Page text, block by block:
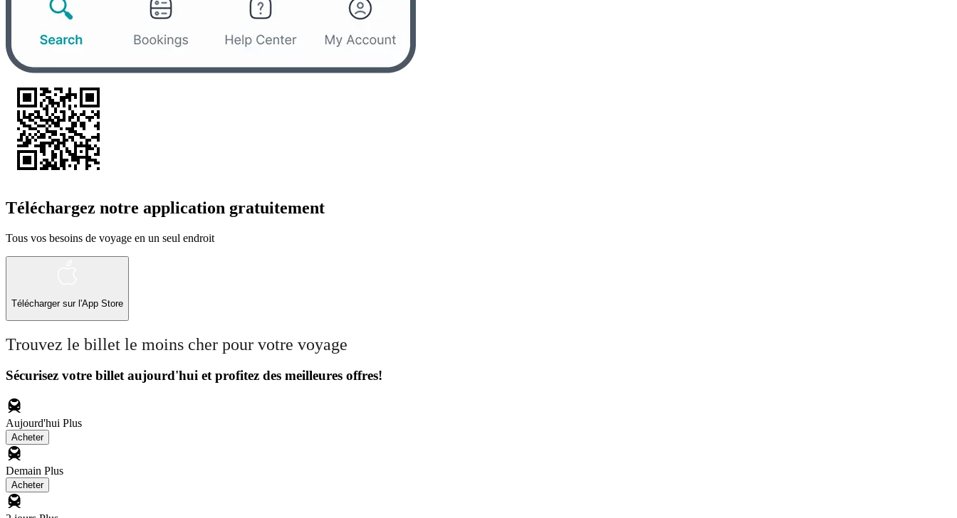
Téléchargez notre application gratuitement
Tous vos besoins de voyage en un seul endroit
Télécharger sur l'App Store
Trouvez le billet le moins cher pour votre voyage
Sécurisez votre billet aujourd'hui et profitez des meilleures offres!
Aujourd'hui Plus
Acheter
Demain Plus
Acheter